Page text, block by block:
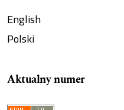
English
Polski
Aktualny numer